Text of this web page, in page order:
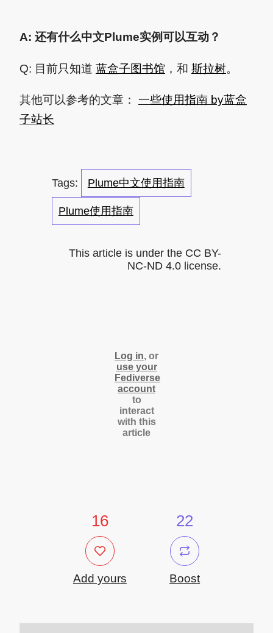
A: 还有什么中文Plume实例可以互动？
Q: 目前只知道 蓝盒子图书馆 ，和 斯拉树。
其他可以参考的文章： 一些使用指南 by蓝盒
子站长
Plume中文使用指南
Plume使用指南
This article is under the CC BY-
NC-ND 4.0 license.
Log in, or
use your
Fediverse
account
to
interact
with this
article
16
Add yours
22
Boost